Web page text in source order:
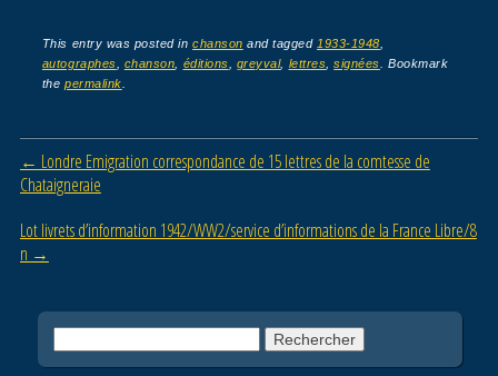
c
e
o
o
k
tt
er
ail
ta
g
This entry was posted inchanson and tagged 1933-1948
autographes
chanson éditions greyval, lettres ,signées . Bookmark
thepermalink
Post navigation
← Londre Emigration correspondance de 15 lettres de la comtesse de
Chataigneraie
Lot livrets d’information 1942/WW2/service d’informations de la France Libre/8
n →